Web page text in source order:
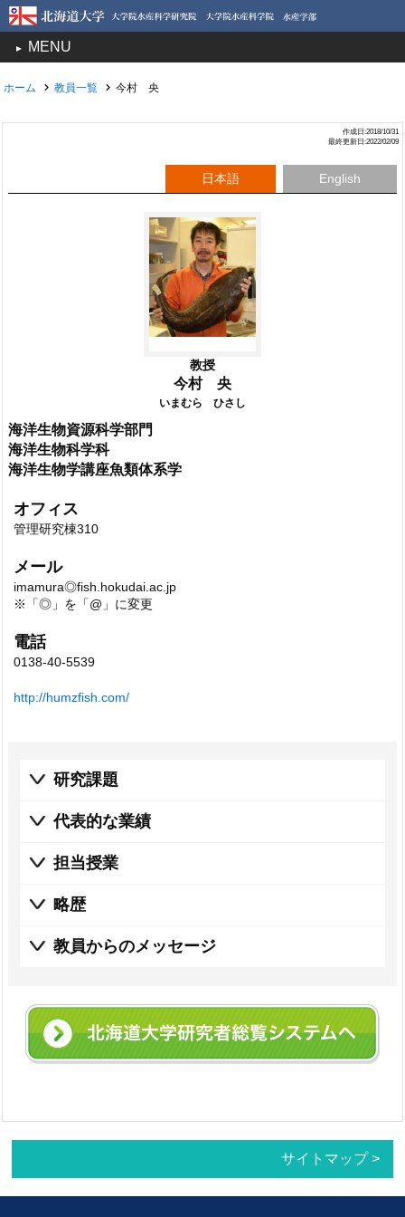
MENU
toggle
ホーム 教員一覧 今村 央
作成日:2018/10/31
最終更新日:2022/02/09
日本語 English
教授
今村 央
いまむら ひさし
海洋生物資源科学部門
海洋生物科学科
海洋生物学講座魚類体系学
オフィス
管理研究棟310
メール
imamura◎fish.hokudai.ac.jp
※「◎」を「@」に変更
電話
0138-40-5539
http://humzfish.com/
研究課題
代表的な業績
担当授業
略歴
教員からのメッセージ
サイトマップ >